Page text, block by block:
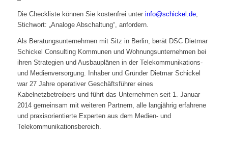
Die Checkliste können Sie kostenfrei unter info@schickel.de,
Stichwort: „Analoge Abschaltung“, anfordern.
Als Beratungsunternehmen mit Sitz in Berlin, berät DSC Dietmar
Schickel Consulting Kommunen und Wohnungsunternehmen bei
ihren Strategien und Ausbauplänen in der Telekommunikations-
und Medienversorgung. Inhaber und Gründer Dietmar Schickel
war 27 Jahre operativer Geschäftsführer eines
Kabelnetzbetreibers und führt das Unternehmen seit 1. Januar
2014 gemeinsam mit weiteren Partnern, alle langjährig erfahrene
und praxisorientierte Experten aus dem Medien- und
Telekommunikationsbereich.